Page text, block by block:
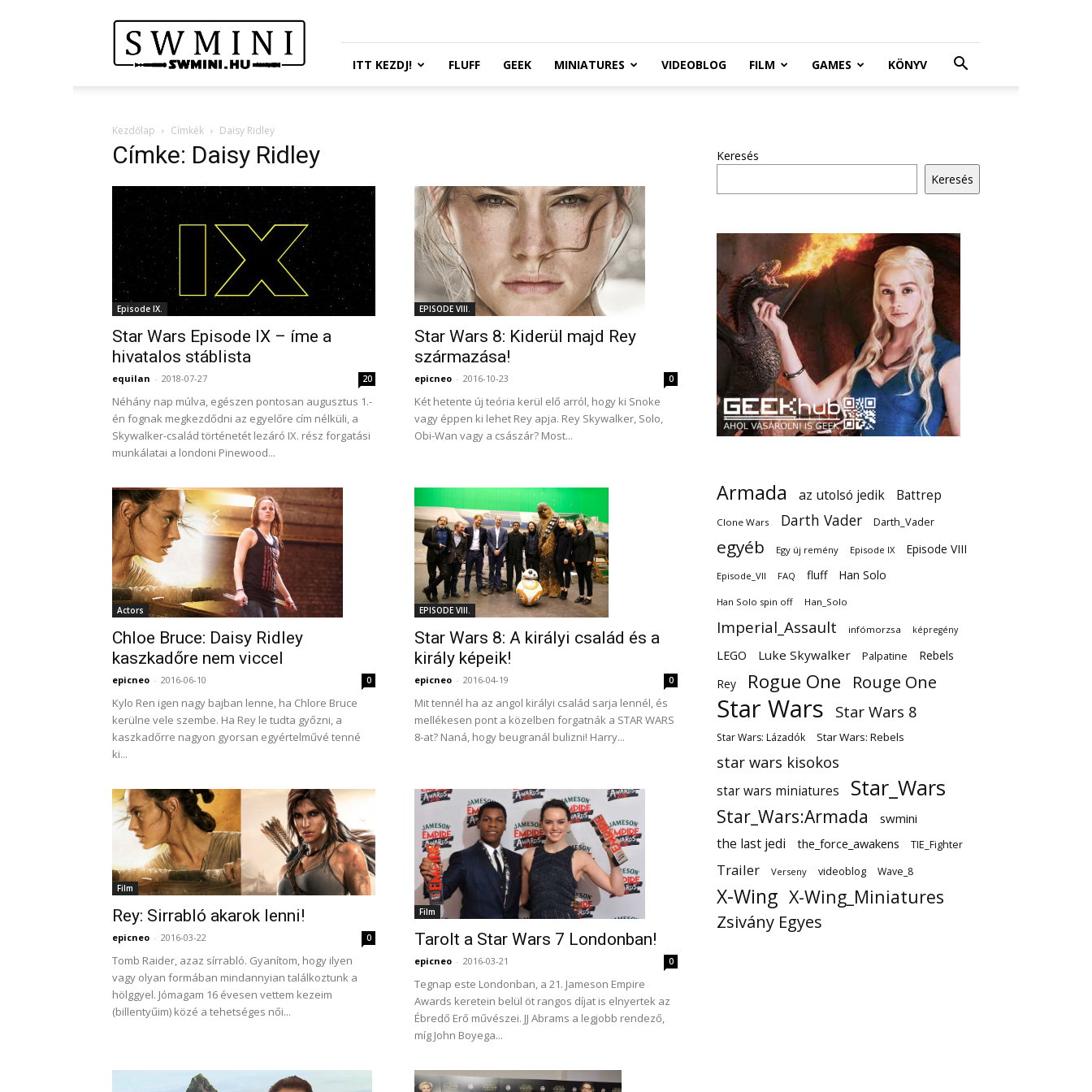
Wars
Miniatures
Portál
ITT KEZDJ! FLUFF GEEK MINIATURES VIDEOBLOG FILM GAMES KÖNYV
Kezdőlap Címkék Daisy Ridley
Címke: Daisy Ridley
Episode IX.
Star Wars Episode IX – íme a
hivatalos stáblista
equilan - 2018-07-27 20
Néhány nap múlva, egészen pontosan augusztus 1.-
én fognak megkezdődni az egyelőre cím nélküli, a
Skywalker-család történetét lezáró IX. rész forgatási
munkálatai a londoni Pinewood...
EPISODE VIII.
Star Wars 8: Kiderül majd Rey
származása!
epicneo - 2016-10-23 0
Két hetente új teória kerül elő arról, hogy ki Snoke
vagy éppen ki lehet Rey apja. Rey Skywalker, Solo,
Obi-Wan vagy a császár? Most...
Actors
Chloe Bruce: Daisy Ridley
kaszkadőre nem viccel
epicneo - 2016-06-10 0
Kylo Ren igen nagy bajban lenne, ha Chlore Bruce
kerülne vele szembe. Ha Rey le tudta győzni, a
kaszkadőrre nagyon gyorsan egyértelművé tenné
ki...
EPISODE VIII.
Star Wars 8: A királyi család és a
király képeik!
epicneo - 2016-04-19 0
Mit tennél ha az angol királyi család sarja lennél, és
mellékesen pont a közelben forgatnák a STAR WARS
8-at? Naná, hogy beugranál bulizni! Harry...
Film
Rey: Sirrabló akarok lenni!
epicneo - 2016-03-22 0
Tomb Raider, azaz sírrabló. Gyanítom, hogy ilyen
vagy olyan formában mindannyian találkoztunk a
hölggyel. Jómagam 16 évesen vettem kezeim
(billentyűim) közé a tehetséges női...
Film
Tarolt a Star Wars 7 Londonban!
epicneo - 2016-03-21 0
Tegnap este Londonban, a 21. Jameson Empire
Awards keretein belül öt rangos díjat is elnyertek az
Ébredő Erő művészei. JJ Abrams a legjobb rendező,
míg John Boyega...
Keresés
Keresés
Armada az utolsó jedik Battrep
Clone Wars Darth Vader Darth_Vader
egyéb Egy új remény Episode IX Episode VIII
Episode_VII FAQ fluff Han Solo
Han Solo spin off Han_Solo
Imperial_Assault infómorzsa képregény
LEGO Luke Skywalker Palpatine
Rebels
Rey
Rogue One Rouge One
Star Wars Star Wars 8
Star Wars: Lázadók Star Wars: Rebels
star wars kisokos
star wars miniatures Star_Wars
Star_Wars:Armada swmini
the last jedi the_force_awakens TIE_Fighter
Trailer Verseny videoblog Wave_8
X-Wing X-Wing_Miniatures
Zsivány Egyes